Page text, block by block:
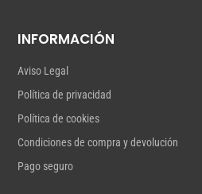
INFORMACIÓN
Aviso Legal
Política de privacidad
Política de cookies
Condiciones de compra y devolución
Pago seguro